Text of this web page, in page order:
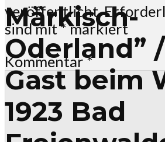
Märkisch-
Oderland”
Gast beim
1923 Bad
veröffentlicht.
sind mit*markiert
Kommentar*